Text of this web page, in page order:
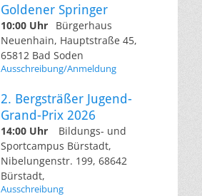
Goldener Springer
10:00 Uhr
Bürgerhaus
Neuenhain, Hauptstraße 45,
65812 Bad Soden
Ausschreibung/Anmeldung
2. Bergsträßer Jugend-
Grand-Prix 2026
14:00 Uhr
Bildungs- und
Sportcampus Bürstadt,
Nibelungenstr. 199, 68642
Bürstadt,
Ausschreibung